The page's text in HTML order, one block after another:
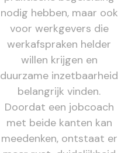
nodig hebben, maar ook
voor werkgevers die
werkafspraken helder
willen krijgen en
duurzame inzetbaarheid
belangrijk vinden.
Doordat een jobcoach
met beide kanten kan
meedenken, ontstaat er